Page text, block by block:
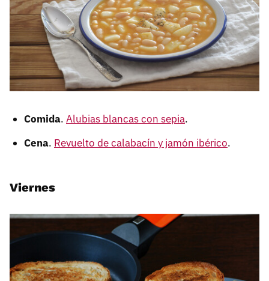
Comida. Alubias blancas con sepia.
Cena. Revuelto de calabacín y jamón ibérico.
Viernes